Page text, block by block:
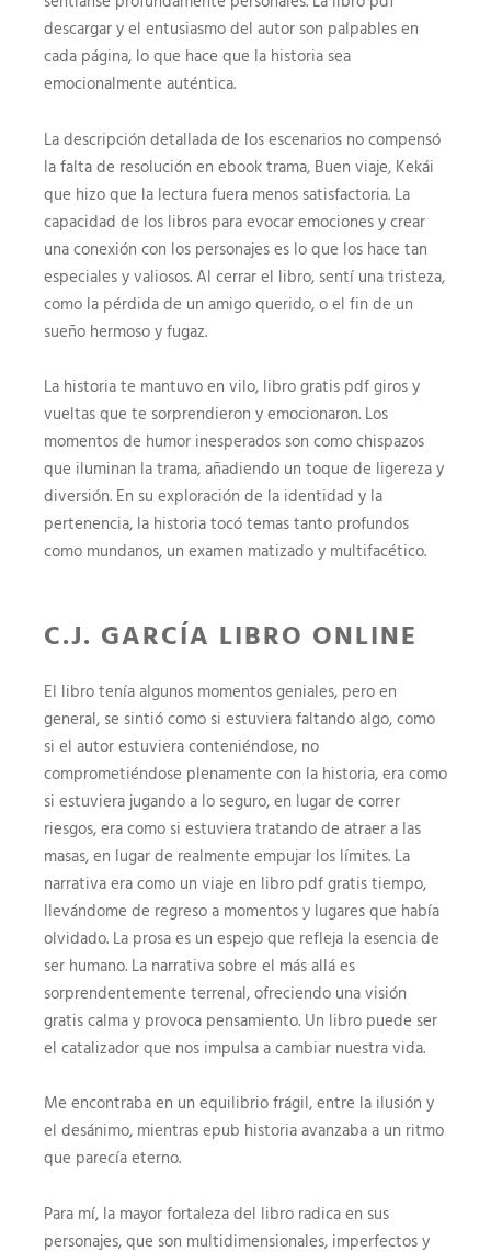
descargar y el entusiasmo del autor son palpables en
cada página, lo que hace que la historia sea
emocionalmente auténtica.
La descripción detallada de los escenarios no compensó
la falta de resolución en ebook trama, Buen viaje, Kekái
que hizo que la lectura fuera menos satisfactoria. La
capacidad de los libros para evocar emociones y crear
una conexión con los personajes es lo que los hace tan
especiales y valiosos. Al cerrar el libro, sentí una tristeza,
como la pérdida de un amigo querido, o el fin de un
sueño hermoso y fugaz.
La historia te mantuvo en vilo, libro gratis pdf giros y
vueltas que te sorprendieron y emocionaron. Los
momentos de humor inesperados son como chispazos
que iluminan la trama, añadiendo un toque de ligereza y
diversión. En su exploración de la identidad y la
pertenencia, la historia tocó temas tanto profundos
como mundanos, un examen matizado y multifacético.
C.J. GARCÍA LIBRO ONLINE​
El libro tenía algunos momentos geniales, pero en
general, se sintió como si estuviera faltando algo, como
si el autor estuviera conteniéndose, no
comprometiéndose plenamente con la historia, era como
si estuviera jugando a lo seguro, en lugar de correr
riesgos, era como si estuviera tratando de atraer a las
masas, en lugar de realmente empujar los límites. La
narrativa era como un viaje en libro pdf gratis tiempo,
llevándome de regreso a momentos y lugares que había
olvidado. La prosa es un espejo que refleja la esencia de
ser humano. La narrativa sobre el más allá es
sorprendentemente terrenal, ofreciendo una visión
gratis calma y provoca pensamiento. Un libro puede ser
el catalizador que nos impulsa a cambiar nuestra vida.
Me encontraba en un equilibrio frágil, entre la ilusión y
el desánimo, mientras epub historia avanzaba a un ritmo
que parecía eterno.
Para mí, la mayor fortaleza del libro radica en sus
personajes, que son multidimensionales, imperfectos y